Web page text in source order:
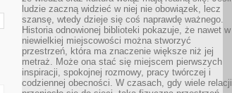
ludzie zaczną widzieć w niej nie obowiązek, lecz
szansę, wtedy dzieje się coś naprawdę ważnego.
Historia odnowionej biblioteki pokazuje, że nawet w
niewielkiej miejscowości można stworzyć
przestrzeń, która ma znaczenie większe niż jej
metraż. Może ona stać się miejscem pierwszych
inspiracji, spokojnej rozmowy, pracy twórczej i
codziennej obecności. W czasach, gdy wiele relacji